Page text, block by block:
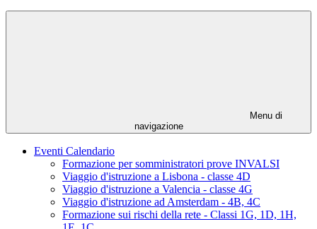
Menu di
navigazione
Eventi Calendario
Formazione per somministratori prove INVALSI
Viaggio d'istruzione a Lisbona - classe 4D
Viaggio d'istruzione a Valencia - classe 4G
Viaggio d'istruzione ad Amsterdam - 4B, 4C
Formazione sui rischi della rete - Classi 1G, 1D, 1H,